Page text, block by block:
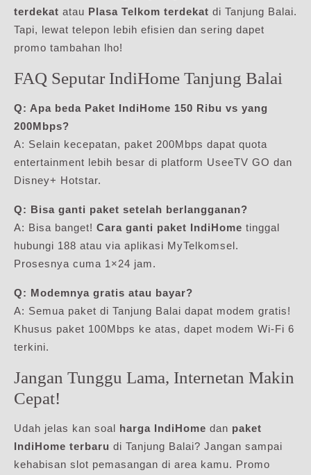
terdekat atau Plasa Telkom terdekat di Tanjung Balai.
Tapi, lewat telepon lebih efisien dan sering dapet
promo tambahan lho!
FAQ Seputar IndiHome Tanjung Balai
Q: Apa beda Paket IndiHome 150 Ribu vs yang
200Mbps?
A: Selain kecepatan, paket 200Mbps dapat quota
entertainment lebih besar di platform UseeTV GO dan
Disney+ Hotstar.
Q: Bisa ganti paket setelah berlangganan?
A: Bisa banget! Cara ganti paket IndiHome tinggal
hubungi 188 atau via aplikasi MyTelkomsel.
Prosesnya cuma 1×24 jam.
Q: Modemnya gratis atau bayar?
A: Semua paket di Tanjung Balai dapat modem gratis!
Khusus paket 100Mbps ke atas, dapet modem Wi-Fi 6
terkini.
Jangan Tunggu Lama, Internetan Makin
Cepat!
Udah jelas kan soal harga IndiHome dan paket
IndiHome terbaru di Tanjung Balai? Jangan sampai
kehabisan slot pemasangan di area kamu. Promo